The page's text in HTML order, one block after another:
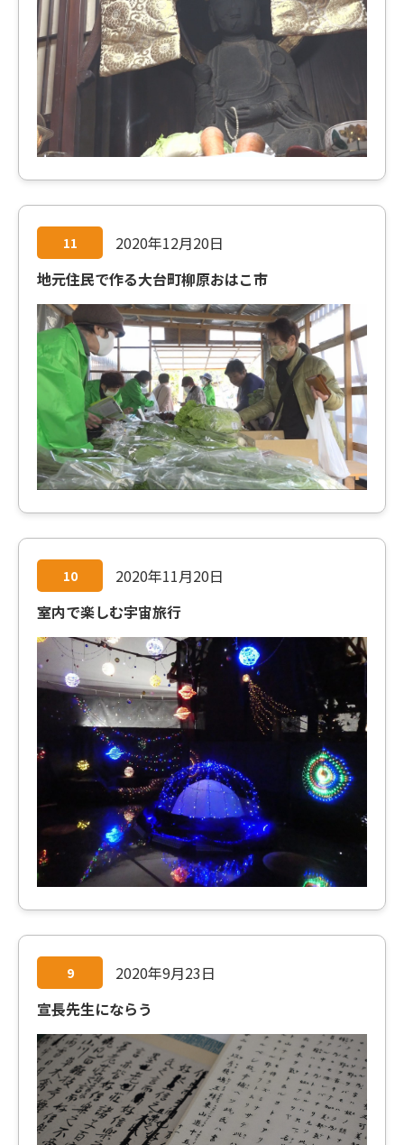
11
2020年12月20日
地元住民で作る大台町柳原おはこ市
10
2020年11月20日
室内で楽しむ宇宙旅行
9
2020年9月23日
宣長先生にならう